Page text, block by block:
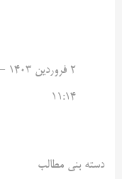
۲ فروردین ۱۴۰۳ –
۱۱:۱۴
دسته بنی مطالب